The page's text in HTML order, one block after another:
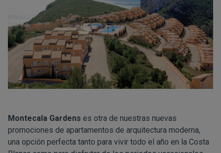
Montecala Gardens es otra de nuestras nuevas
promociones de apartamentos de arquitectura moderna,
una opción perfecta tanto para vivir todo el año en la Costa